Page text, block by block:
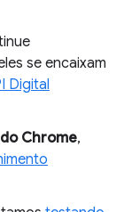
se encaixam
Digital
Chrome,